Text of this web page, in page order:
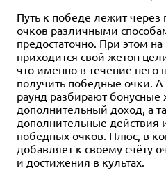
Путь к победе лежит
очков различными
предостаточно. При этом
приходится свой жетон
что именно в течение него
получить победные очки.
раунд разбирают
дополнительный доход, а
дополнительные действия
победных очков. Плюс, в
добавляет к своему счёту
и достижения в культах.